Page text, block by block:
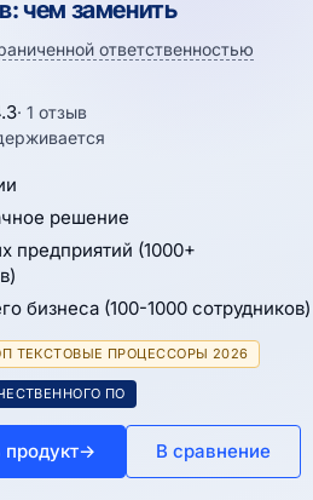
чем заменить
ответственностью
· 1 отзыв
решение
предприятий (1000+
бизнеса (100-1000 сотрудников)
ТЕКСТОВЫЕ ПРОЦЕССОРЫ 2026
ПО
продукт→ В сравнение